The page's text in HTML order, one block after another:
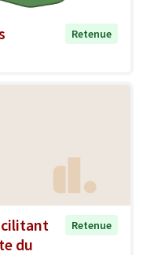
Retenue
du
Retenue